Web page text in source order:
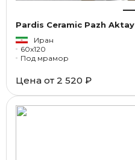
Pardis Ceramic Pazh Aktay
Иран
60x120
Под мрамор
Цена от 2 520 ₽